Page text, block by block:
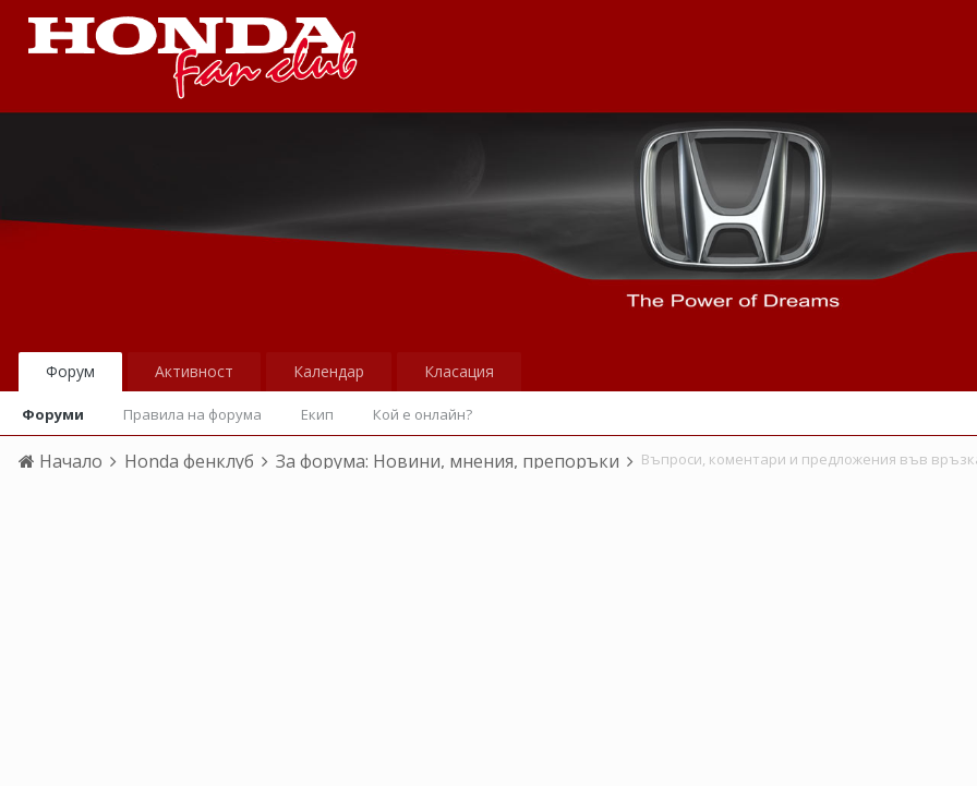
Форум
Форуми Правила на форума Екип Кой е онлайн?
Активност Календар Класация
Начало Honda фенклуб За форума: Новини, мнения, препоръки Въпроси, коментари и предложения във